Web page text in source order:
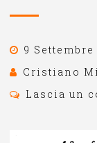
9 Settembre
Cristiano
Lascia un